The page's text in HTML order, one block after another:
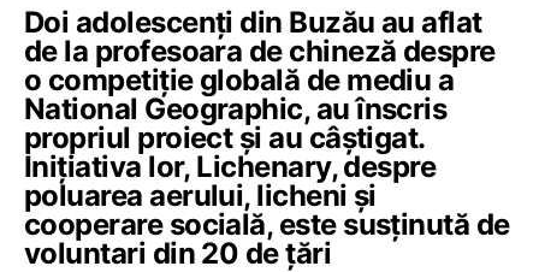
Doi adolescenți din Buzău au aflat
de la profesoara de chineză despre
o competiție globală de mediu a
National Geographic, au înscris
propriul proiect și au câștigat.
Inițiativa lor, Lichenary, despre
poluarea aerului, licheni și
cooperare socială, este susținută de
voluntari din 20 de țări